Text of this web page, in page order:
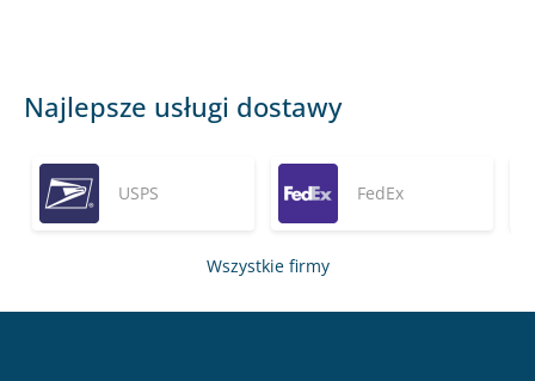
Najlepsze usługi dostawy
USPS FedEx
Wszystkie firmy